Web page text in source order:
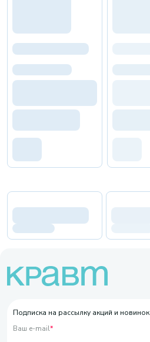
Подписка на рассылку акций и новинок
Ваш e-mail*